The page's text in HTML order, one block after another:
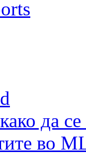
да
во